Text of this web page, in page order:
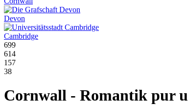
Devon
Cambridge
699
614
157
38
Cornwall - Romantik pur